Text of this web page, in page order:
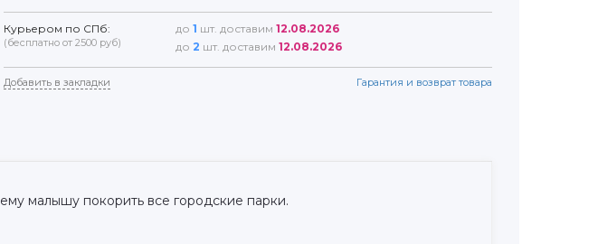
Курьером по СПб:
(бесплатно от 2500 руб)
до 1 шт. доставим 12.08.2026
до 2 шт. доставим 12.08.2026
Добавить в закладки Гарантия и возврат товара
малышу покорить все городские парки.